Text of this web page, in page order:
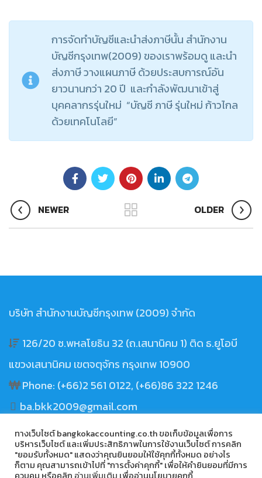
การจัดทำบัญชีและนำส่งภาษีนั้น สำนักงาน
บัญชีกรุงเทพ(2009) ของเราพร้อมดู และนำ
ส่งภาษี วางแผนภาษี ด้วยประสบการณ์อัน
ยาวนานกว่า 20 ปี และกำลังพัฒนาเข้าสู่
บุคคลากรรุ่นใหม่ “บัญชี ภาษี รุ่นใหม่ ก้าวไกล
ด้วยเทคโนโลยี”
NEWER OLDER
บริษัท สำนักงานบัญชีกรุงเทพ (2009) จำกัด
126/20 ซ.พหลโยธิน 32 (ถ.เสนานิคม 1) ติด ธ.ยูโอบี
แขวงเสนานิคม เขตจตุจักร กรุงเทพ 10900
Phone: (+66)2 561 0122, (+66)86 322 1246
ba.bkk2009@gmail.com
ทางเว็บไซต์ bangkokaccounting.co.th ขอเก็บข้อมูลเพื่อการ
บริหารเว็บไซต์ และเพิ่มประสิทธิภาพในการใช้งานเว็บไซต์ การคลิก
"ยอมรับทั้งหมด" แสดงว่าคุณยินยอมให้ใช้คุกกี้ทั้งหมด อย่างไร
ก็ตาม คุณสามารถเข้าไปที่ "การตั้งค่าคุกกี้" เพื่อให้คำยินยอมที่มีการ